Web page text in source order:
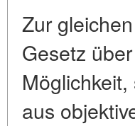
Zur
Gesetz
aus